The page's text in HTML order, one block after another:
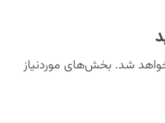
شد. بخش‌های موردنیاز